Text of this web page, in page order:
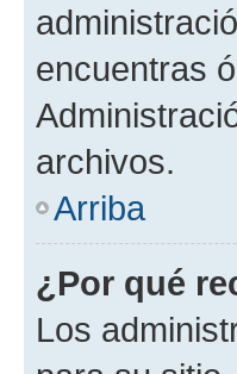
encuentras
archivos.
Arriba
¿Por qué
Los